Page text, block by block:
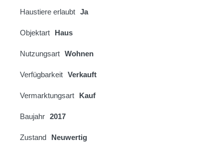
Haustiere erlaubt Ja
Objektart Haus
Nutzungsart Wohnen
Verfügbarkeit Verkauft
Vermarktungsart Kauf
Baujahr 2017
Zustand Neuwertig